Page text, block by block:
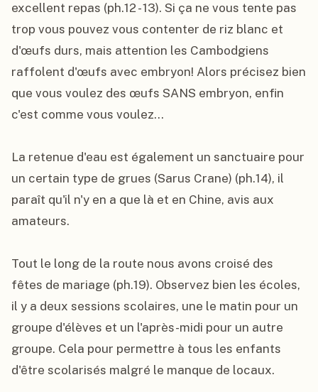
excellent repas (ph.12 - 13). Si ça ne vous tente pas
trop vous pouvez vous contenter de riz blanc et
d'œufs durs, mais attention les Cambodgiens
raffolent d'œufs avec embryon! Alors précisez bien
que vous voulez des œufs SANS embryon, enfin
c'est comme vous voulez...
La retenue d'eau est également un sanctuaire pour
un certain type de grues (Sarus Crane) (ph.14), il
paraît qu'il n'y en a que là et en Chine, avis aux
amateurs.
Tout le long de la route nous avons croisé des
fêtes de mariage (ph.19). Observez bien les écoles,
il y a deux sessions scolaires, une le matin pour un
groupe d'élèves et un l'après-midi pour un autre
groupe. Cela pour permettre à tous les enfants
d'être scolarisés malgré le manque de locaux.